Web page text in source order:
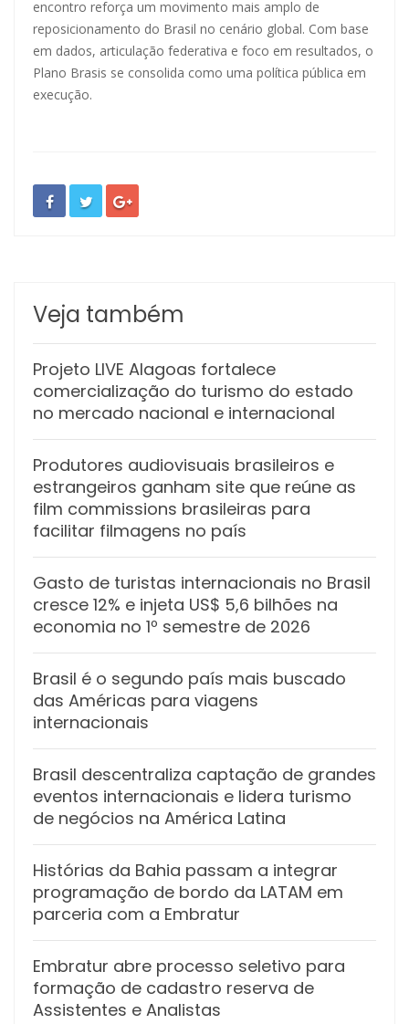
encontro reforça um movimento mais amplo de
reposicionamento do Brasil no cenário global. Com base
em dados, articulação federativa e foco em resultados, o
Plano Brasis se consolida como uma política pública em
execução.
Veja também
Projeto LIVE Alagoas fortalece
comercialização do turismo do estado
no mercado nacional e internacional
Produtores audiovisuais brasileiros e
estrangeiros ganham site que reúne as
film commissions brasileiras para
facilitar filmagens no país
Gasto de turistas internacionais no Brasil
cresce 12% e injeta US$ 5,6 bilhões na
economia no 1º semestre de 2026
Brasil é o segundo país mais buscado
das Américas para viagens
internacionais
Brasil descentraliza captação de grandes
eventos internacionais e lidera turismo
de negócios na América Latina
Histórias da Bahia passam a integrar
programação de bordo da LATAM em
parceria com a Embratur
Embratur abre processo seletivo para
formação de cadastro reserva de
Assistentes e Analistas